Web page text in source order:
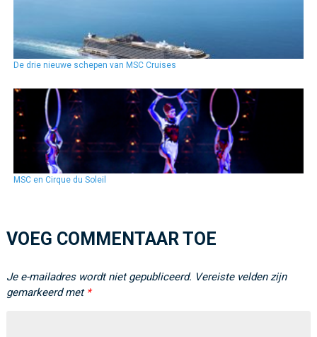
De drie nieuwe schepen van MSC Cruises
MSC en Cirque du Soleil
VOEG COMMENTAAR TOE
Je e-mailadres wordt niet gepubliceerd. Vereiste velden zijn
gemarkeerd met *